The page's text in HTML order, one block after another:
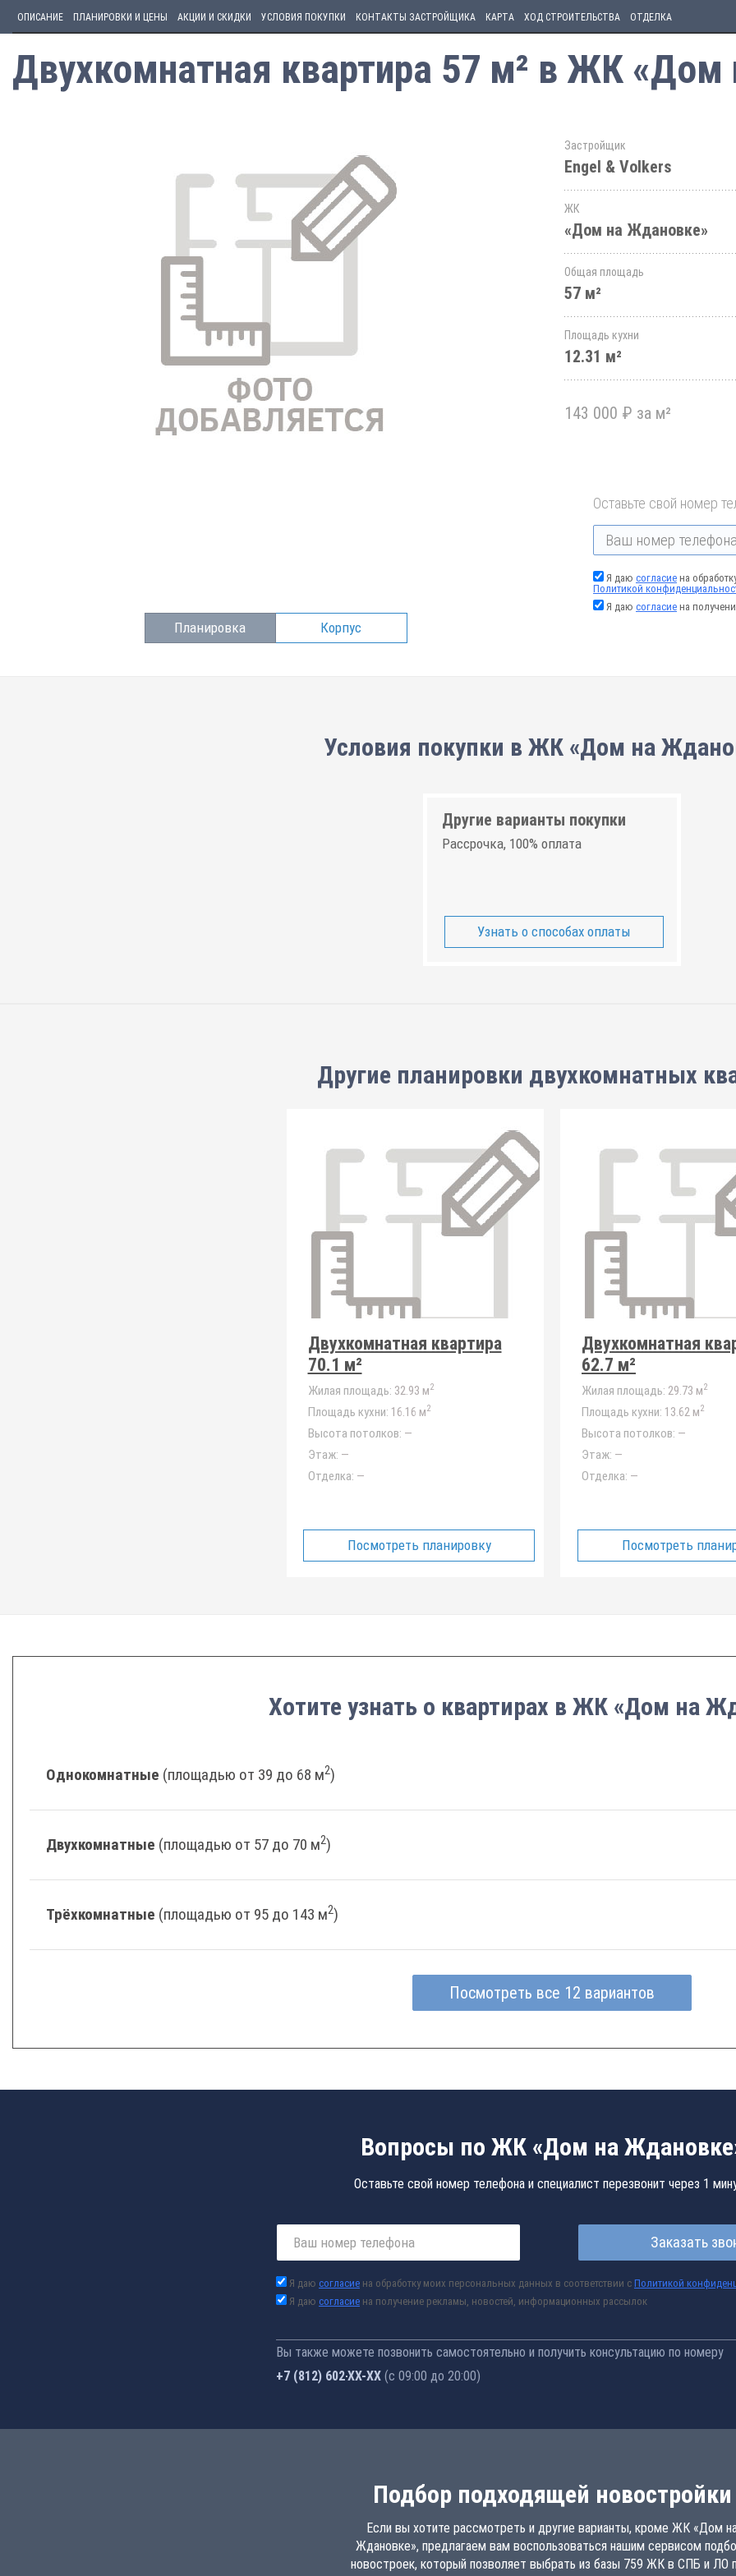
ОПИСАНИЕ ПЛАНИРОВКИ И ЦЕНЫ АКЦИИ И СКИДКИ УСЛОВИЯ ПОКУПКИ КОНТАКТЫ ЗАСТРОЙЩИКА КАРТА ХОД СТРОИТЕЛЬСТВА ОТДЕЛКА
Двухкомнатная квартира 57 м² в ЖК
Планировка Корпус
Застройщик
Engel & Volkers
ЖК
«Дом на Ждановке»
Общая площадь
57 м²
Площадь кухни
12.31 м²
143 000 ₽ за м²
Оставьте свой номер
Я даю согласие на
Политикой
Я даю согласие на
Условия покупки в ЖК «Дом на
Другие варианты покупки
Рассрочка, 100% оплата
Узнать о способах оплаты
Другие планировки двухкомнатных
Двухкомнатная квартира
70.1 м²
Жилая площадь: 32.93 м2
Площадь кухни: 16.16 м2
Высота потолков: —
Этаж: —
Отделка: —
Посмотреть планировку
Двухкомнатная
62.7 м²
Жилая площадь: 29.73 м2
Площадь кухни: 13.62 м2
Высота потолков: —
Этаж: —
Отделка: —
Посмотреть
Хотите узнать о квартирах в ЖК «Дом на
Однокомнатные (площадью от 39 до 68 м2)
Двухкомнатные (площадью от 57 до 70 м2)
Трёхкомнатные (площадью от 95 до 143 м2)
Посмотреть все 12 вариантов
Вопросы по ЖК «Дом на
Оставьте свой номер телефона и специалист перезвонит через 1
Заказать
Я даю согласие на обработку моих персональных данных в соответствии с Политикой
Я даю согласие на получение рекламы, новостей, информационных рассылок
Вы также можете позвонить самостоятельно и получить консультацию по номеру
+7 (812) 602-44-77 (с 09:00 до 20:00)
Подбор подходящей новостройки
Если вы хотите рассмотреть и другие варианты, кроме ЖК «Дом
Ждановке», предлагаем вам воспользоваться нашим сервисом
новостроек, который позволяет выбрать из базы 759 ЖК в СПБ и ЛО